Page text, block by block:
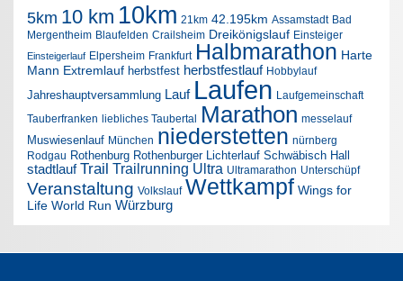
5km 10 km 10km 21km 42.195km Assamstadt Bad
Mergentheim Blaufelden Crailsheim Dreikönigslauf Einsteiger
Einsteigerlauf Elpersheim Frankfurt Halbmarathon Harte
Mann Extremlauf herbstfest herbstfestlauf Hobbylauf
Jahreshauptversammlung Lauf Laufen Laufgemeinschaft
Tauberfranken liebliches Taubertal Marathon messelauf
Muswiesenlauf München niederstetten nürnberg
Rodgau Rothenburg Rothenburger Lichterlauf Schwäbisch Hall
stadtlauf Trail Trailrunning Ultra Ultramarathon Unterschüpf
Veranstaltung Volkslauf Wettkampf Wings for
Life World Run Würzburg